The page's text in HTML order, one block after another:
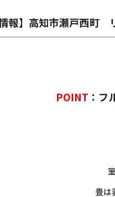
情報】高知市瀬戸西
POINT ：
畳は